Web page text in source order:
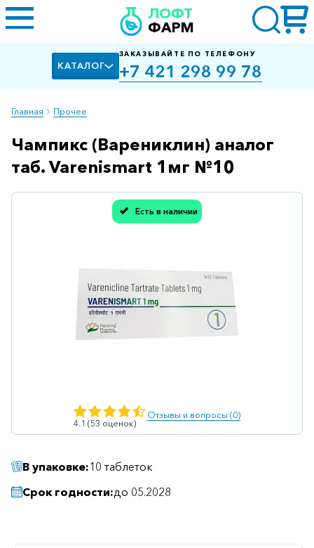
ЛОФТ
ФАРМ
КАТАЛОГ
ЗАКАЗЫВАЙТЕ ПО ТЕЛЕФОНУ
+7 421 298 99 78
Главная Прочее
Алкоголизм,
курение
Антибактериальные
Ветеринарные
Гепатопротекторы
Чампикс (Варениклин) аналог
таб. Varenismart 1мг №10
Есть в наличии
4.1 (53 оценок)
Отзывы и вопросы (0)
Спасибо, мы учли Вашу оценку!
В упаковке:10 таблеток
Срок годности:до 05.2028